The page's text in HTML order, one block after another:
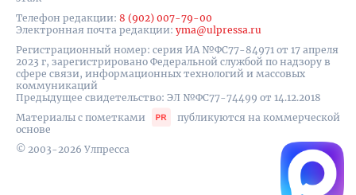
Телефон редакции: 8 (902) 007-79-00
Электронная почта редакции: yma@ulpressa.ru
Регистрационный номер: серия ИА №ФС77-84971 от 17 апреля
2023 г, зарегистрировано Федеральной службой по надзору в
сфере связи, информационных технологий и массовых
коммуникаций
Предыдущее свидетельство: ЭЛ №ФС77-74499 от 14.12.2018
Материалы с пометками
публикуются на коммерческой
основе
© 2003-2026 Улпресса